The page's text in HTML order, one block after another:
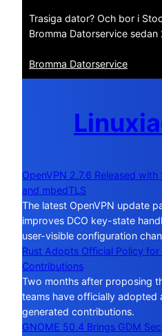
Trasiga dator? Och bor i
Bromma Datorservice sedan
Bromma Datorservice
OpenVPN 2.7.6 Released
and mbedTLS
The latest OpenVPN update
improves DCO key-state
user-visible configuration
Rust Adopts Official Policy
Contributions
Two months after proposing
teams have officially adopted
generated contributions.
GNOME 50.4 Brings GDM